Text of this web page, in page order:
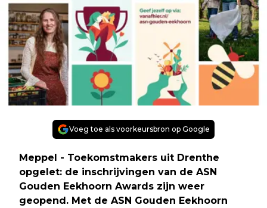
Voeg toe als voorkeursbron op Google
Meppel - Toekomstmakers uit Drenthe
opgelet: de inschrijvingen van de ASN
Gouden Eekhoorn Awards zijn weer
geopend. Met de ASN Gouden Eekhoorn